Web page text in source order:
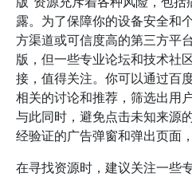
露。为了保障你的设备安全和
方渠道或可信度高的第三方平
版，但一些专业论坛和技术社
接，值得关注。你可以通过百
相关的讨论和推荐，筛选出用
与此同时，避免点击未知来源
经验证的广告弹窗和弹出页面
在寻找资源时，建议关注一些